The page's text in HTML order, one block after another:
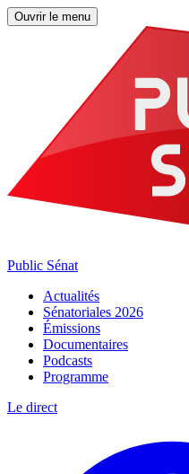
Ouvrir le menu
Public Sénat
Actualités
Sénatoriales 2026
Émissions
Documentaires
Podcasts
Programme
Le direct